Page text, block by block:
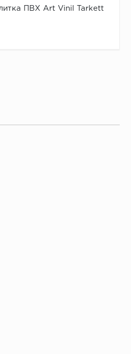
ПВХ Art Vinil Tarkett